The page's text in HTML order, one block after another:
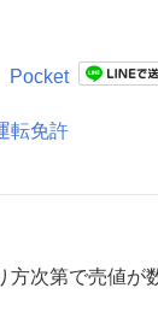
Pocket
転免許
方次第で売値が